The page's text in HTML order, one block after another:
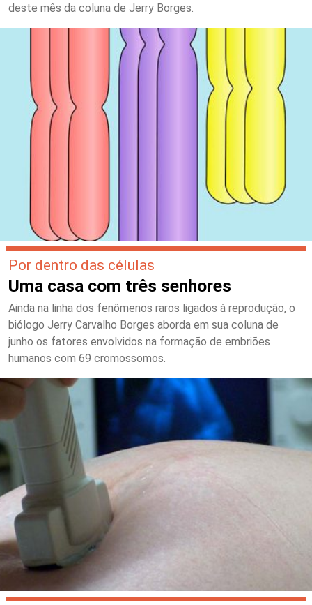
deste mês da coluna de Jerry Borges.
Por dentro das células
Uma casa com três senhores
Ainda na linha dos fenômenos raros ligados à reprodução, o
biólogo Jerry Carvalho Borges aborda em sua coluna de
junho os fatores envolvidos na formação de embriões
humanos com 69 cromossomos.